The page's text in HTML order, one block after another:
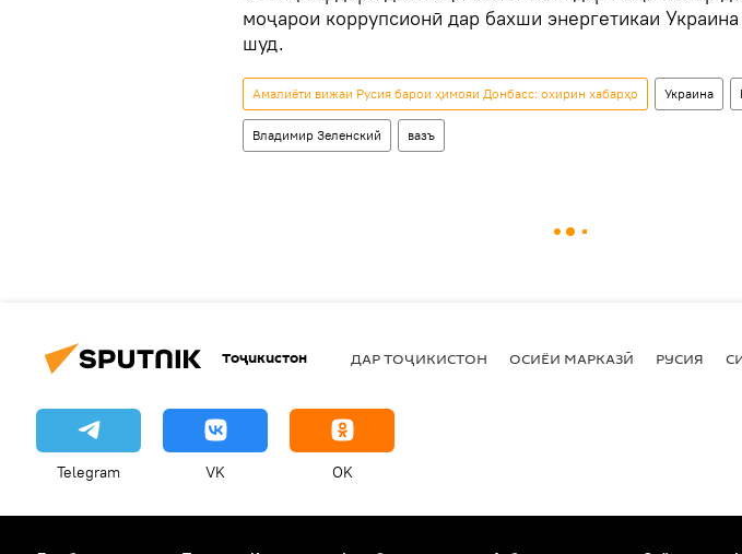
моҷарои коррупсионӣ дар бахши энергетикаи
шуд.
Амалиёти вижаи Русия барои ҳимояи Донбасс: охирин хабарҳо Украина
Владимир Зеленский вазъ
Тоҷикистон ДАР ТОҶИКИСТОН ОСИЁИ МАРКАЗӢ РУСИЯ
Telegram VK OK